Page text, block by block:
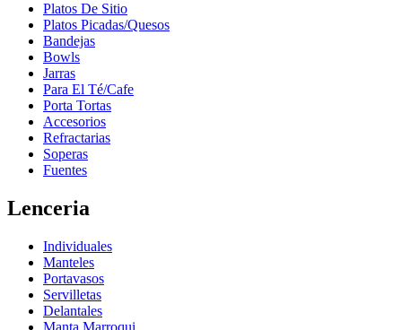
Platos De Sitio
Platos Picadas/Quesos
Bandejas
Bowls
Jarras
Para El Té/Cafe
Porta Tortas
Accesorios
Refractarias
Soperas
Fuentes
Lenceria
Individuales
Manteles
Portavasos
Servilletas
Delantales